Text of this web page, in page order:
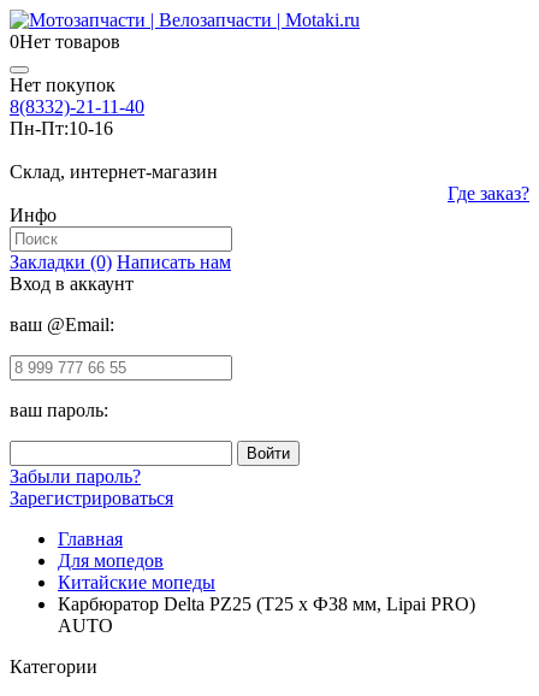
0Нет товаров
Нет покупок
8(8332)-21-11-40
Пн-Пт:10-16
Склад, интернет-магазин
Где заказ?
Инфо
Закладки (0) Написать нам
Вход в аккаунт
ваш @Email:
ваш пароль:
Забыли пароль?
Зарегистрироваться
Главная
Для мопедов
Китайские мопеды
Карбюратор Delta PZ25 (Т25 x Ф38 мм, Lipai PRO)
AUTO
Категории